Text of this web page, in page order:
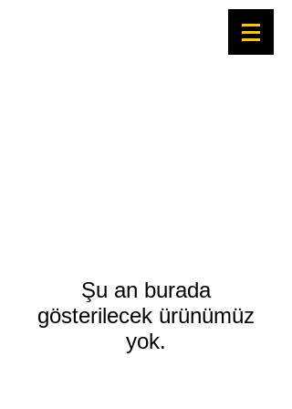
Şu an burada
gösterilecek ürünümüz
yok.